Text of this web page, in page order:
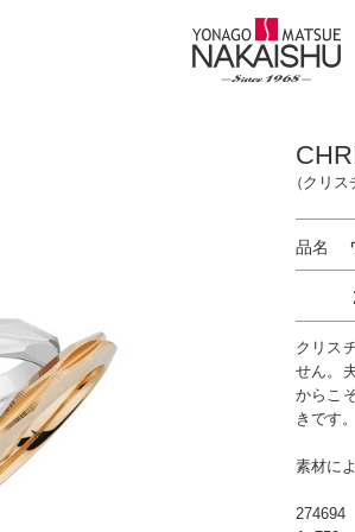
（クリ
品名
クリス
せん。
からこ
きです。
素材に
274694